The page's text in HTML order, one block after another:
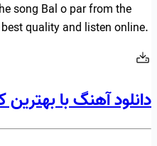
song Bal o par from the
quality and listen online.
دانلود آهنگ با